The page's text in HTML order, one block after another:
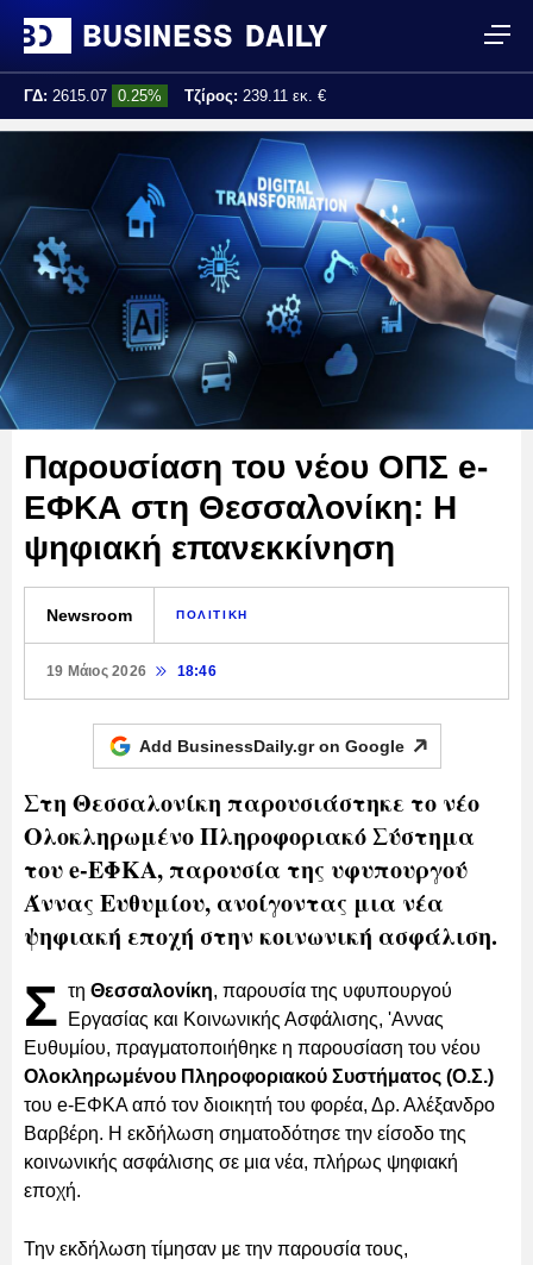
ΓΔ: 2615.07 0.25% Τζίρος: 239.11 εκ. €
Παρουσίαση του νέου ΟΠΣ e-
ΕΦΚΑ στη Θεσσαλονίκη: Η
ψηφιακή επανεκκίνηση
Newsroom ΠΟΛΙΤΙΚΗ
19 Μάιος 2026 18:46
Add BusinessDaily.gr on Google
Στη Θεσσαλονίκη παρουσιάστηκε το νέο
Ολοκληρωμένο Πληροφοριακό Σύστημα
του e-ΕΦΚΑ, παρουσία της υφυπουργού
Άννας Ευθυμίου, ανοίγοντας μια νέα
ψηφιακή εποχή στην κοινωνική ασφάλιση.
Σ τη Θεσσαλονίκη, παρουσία της υφυπουργού
Εργασίας και Κοινωνικής Ασφάλισης, 'Αννας
Ευθυμίου, πραγματοποιήθηκε η παρουσίαση του νέου
Ολοκληρωμένου Πληροφοριακού Συστήματος (Ο.Σ.)
του e-ΕΦΚΑ από τον διοικητή του φορέα, Δρ. Αλέξανδρο
Βαρβέρη. Η εκδήλωση σηματοδότησε την είσοδο της
κοινωνικής ασφάλισης σε μια νέα, πλήρως ψηφιακή
εποχή.
Την εκδήλωση τίμησαν με την παρουσία τους,